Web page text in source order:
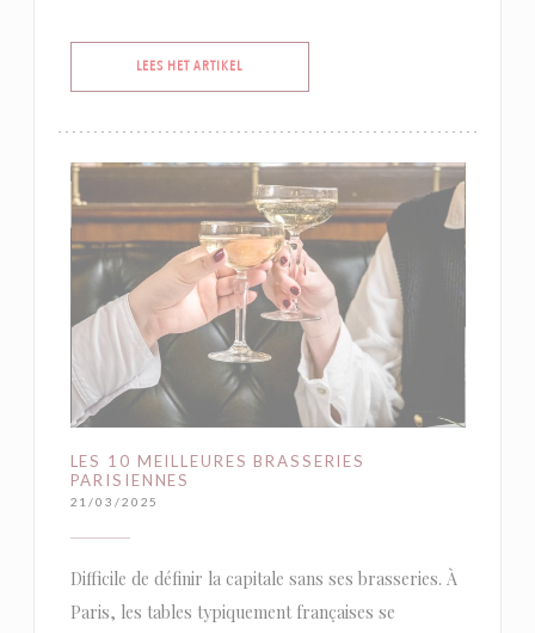
LEES HET ARTIKEL((OPENT IN EEN NIEUW VENSTER))
LES 10 MEILLEURES BRASSERIES
PARISIENNES
21/03/2025
Difficile de définir la capitale sans ses brasseries. À
Paris, les tables typiquement françaises se